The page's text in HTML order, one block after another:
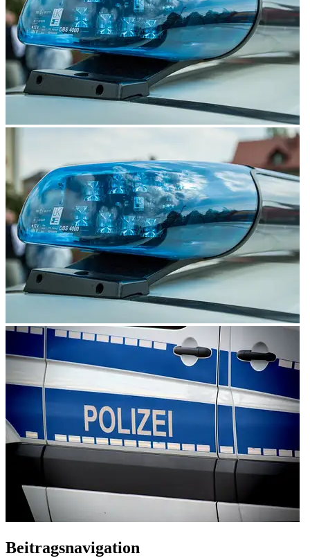
Beitragsnavigation